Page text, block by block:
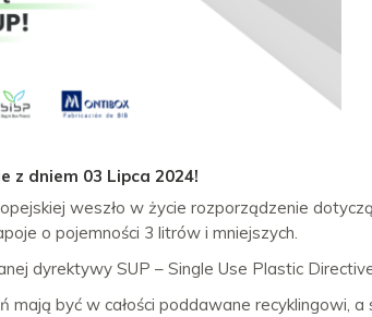
z dniem 03 Lipca 2024!
weszło w życie rozporządzenie
o pojemności 3 litrów i mniejszych.
dyrektywy SUP – Single Use Plastic
mają być w całości poddawane recyklingowi,